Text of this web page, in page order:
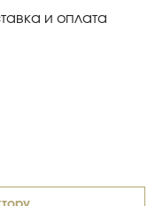
и оплата